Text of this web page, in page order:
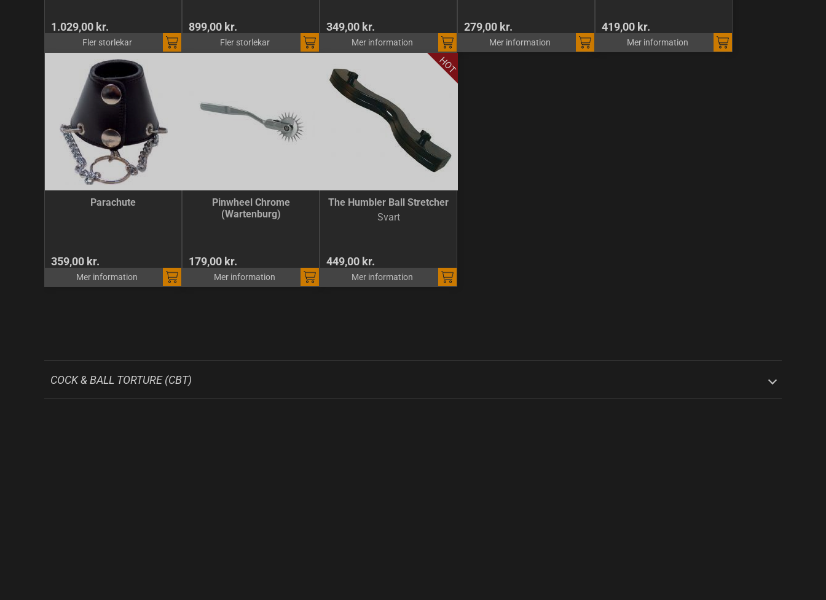
1.029,00 kr.
Fler storlekar
899,00 kr.
Fler storlekar
349,00 kr.
Mer information
279,00 kr.
Mer information
419,00 kr.
Mer information
Parachute
359,00 kr.
Mer information
Pinwheel Chrome
(Wartenburg)
179,00 kr.
Mer information
The Humbler Ball Stretcher
Svart
449,00 kr.
Mer information
COCK & BALL TORTURE (CBT)